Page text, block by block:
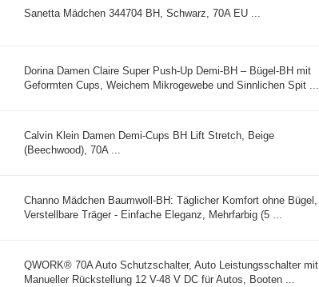
Sanetta Mädchen 344704 BH, Schwarz, 70A EU ...
Dorina Damen Claire Super Push-Up Demi-BH – Bügel-BH mit
Geformten Cups, Weichem Mikrogewebe und Sinnlichen Spit ...
Calvin Klein Damen Demi-Cups BH Lift Stretch, Beige
(Beechwood), 70A ...
Channo Mädchen Baumwoll-BH: Täglicher Komfort ohne Bügel,
Verstellbare Träger - Einfache Eleganz, Mehrfarbig (5 ...
QWORK® 70A Auto Schutzschalter, Auto Leistungsschalter mit
Manueller Rückstellung 12 V-48 V DC für Autos, Booten ...